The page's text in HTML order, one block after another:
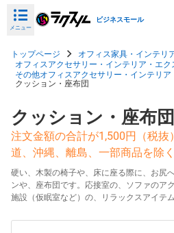
メニュー
ビジネスモール
トップページ
オフィス家具・インテリ
オフィスアクセサリー・インテリア・エク
その他オフィスアクセサリー・インテリア
クッション・座布団
クッション・座布団
注文金額の合計が1,500円（税
道、沖縄、離島、一部商品を除く
硬い、木製の椅子や、床に座る際に、お尻
ンや、座布団です。応接室の、ソファのア
施設（仮眠室など）の、リラックスアイテ